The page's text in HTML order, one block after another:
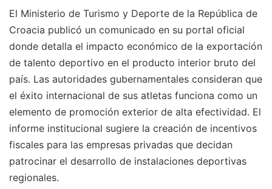
El Ministerio de Turismo y Deporte de la República de
Croacia publicó un comunicado en su portal oficial
donde detalla el impacto económico de la exportación
de talento deportivo en el producto interior bruto del
país. Las autoridades gubernamentales consideran que
el éxito internacional de sus atletas funciona como un
elemento de promoción exterior de alta efectividad. El
informe institucional sugiere la creación de incentivos
fiscales para las empresas privadas que decidan
patrocinar el desarrollo de instalaciones deportivas
regionales.